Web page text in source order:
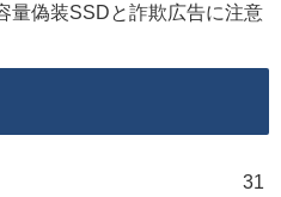
量偽装SSDと詐欺広告に注意
31